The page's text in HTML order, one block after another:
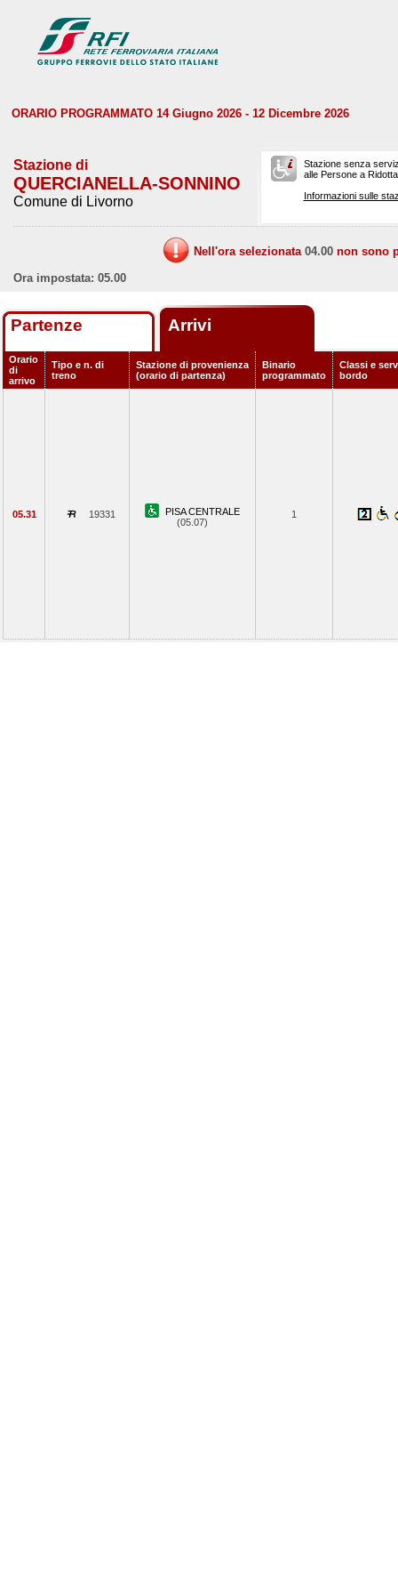
ORARIO PROGRAMMATO 14 Giugno 2026 - 12 Dicembre 2026
Stazione di
QUERCIANELLA-SONNINO
Comune di Livorno
Stazione senza
alle Persone a
Informazioni sulle
Nell'ora selezionata 04.00 non sono
Ora impostata: 05.00
Partenze Arrivi
Orario
di
arrivo
Tipo e n. di
treno
Stazione di provenienza
(orario di partenza)
Binario
programmato
Classi e
bordo
05.31 19331
PISA CENTRALE
(05.07)
1